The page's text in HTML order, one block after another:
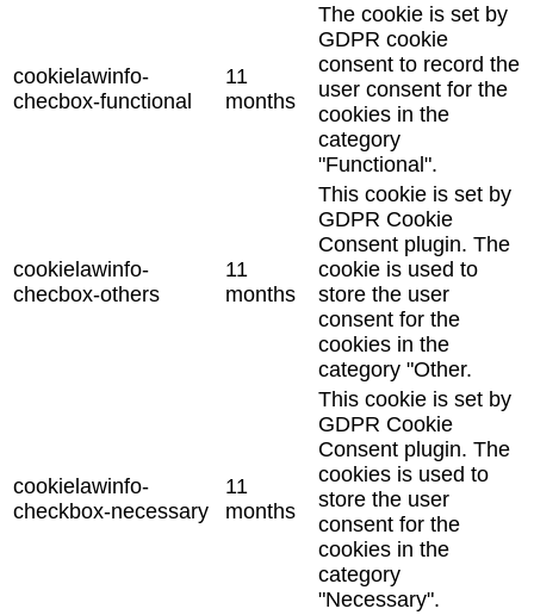
cookielawinfo-
checbox-functional
11
months
The cookie is set by
GDPR cookie
consent to record the
user consent for the
cookies in the
category
"Functional".
cookielawinfo-
checbox-others
11
months
This cookie is set by
GDPR Cookie
Consent plugin. The
cookie is used to
store the user
consent for the
cookies in the
category "Other.
cookielawinfo-
checkbox-necessary
11
months
This cookie is set by
GDPR Cookie
Consent plugin. The
cookies is used to
store the user
consent for the
cookies in the
category
"Necessary".